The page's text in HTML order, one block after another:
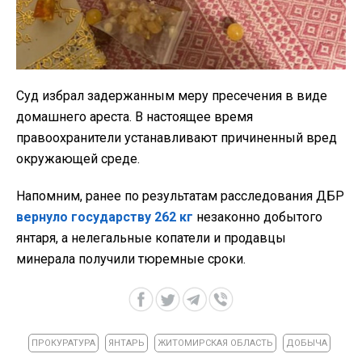
Суд избрал задержанным меру пресечения в виде
домашнего ареста. В настоящее время
правоохранители устанавливают причиненный вред
окружающей среде.
Напомним, ранее по результатам расследования ДБР
вернуло государству 262 кг незаконно добытого
янтаря, а нелегальные копатели и продавцы
минерала получили тюремные сроки.
ПРОКУРАТУРА ЯНТАРЬ ЖИТОМИРСКАЯ ОБЛАСТЬ ДОБЫЧА